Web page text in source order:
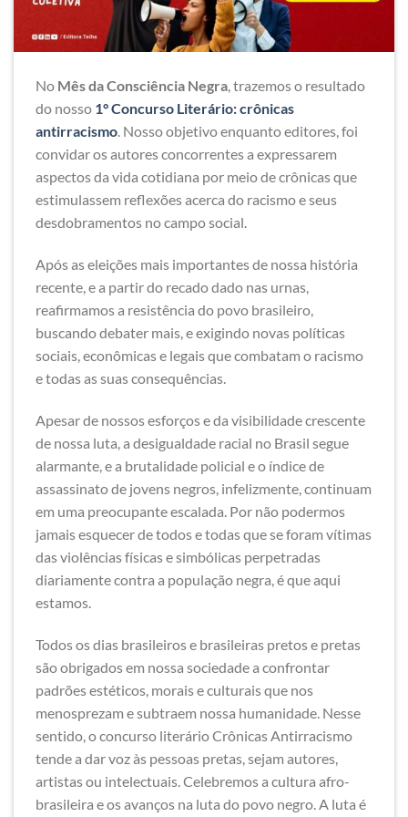
No Mês da Consciência Negra, trazemos o resultado
do nosso 1° Concurso Literário: crônicas
antirracismo. Nosso objetivo enquanto editores, foi
convidar os autores concorrentes a expressarem
aspectos da vida cotidiana por meio de crônicas que
estimulassem reflexões acerca do racismo e seus
desdobramentos no campo social.
Após as eleições mais importantes de nossa história
recente, e a partir do recado dado nas urnas,
reafirmamos a resistência do povo brasileiro,
buscando debater mais, e exigindo novas políticas
sociais, econômicas e legais que combatam o racismo
e todas as suas consequências.
Apesar de nossos esforços e da visibilidade crescente
de nossa luta, a desigualdade racial no Brasil segue
alarmante, e a brutalidade policial e o índice de
assassinato de jovens negros, infelizmente, continuam
em uma preocupante escalada. Por não podermos
jamais esquecer de todos e todas que se foram vítimas
das violências físicas e simbólicas perpetradas
diariamente contra a população negra, é que aqui
estamos.
Todos os dias brasileiros e brasileiras pretos e pretas
são obrigados em nossa sociedade a confrontar
padrões estéticos, morais e culturais que nos
menosprezam e subtraem nossa humanidade. Nesse
sentido, o concurso literário Crônicas Antirracismo
tende a dar voz às pessoas pretas, sejam autores,
artistas ou intelectuais. Celebremos a cultura afro-
brasileira e os avanços na luta do povo negro. A luta é